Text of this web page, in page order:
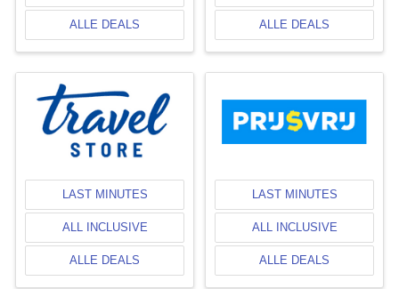
ALLE DEALS ALLE DEALS
LAST MINUTES
ALL INCLUSIVE
ALLE DEALS
LAST MINUTES
ALL INCLUSIVE
ALLE DEALS